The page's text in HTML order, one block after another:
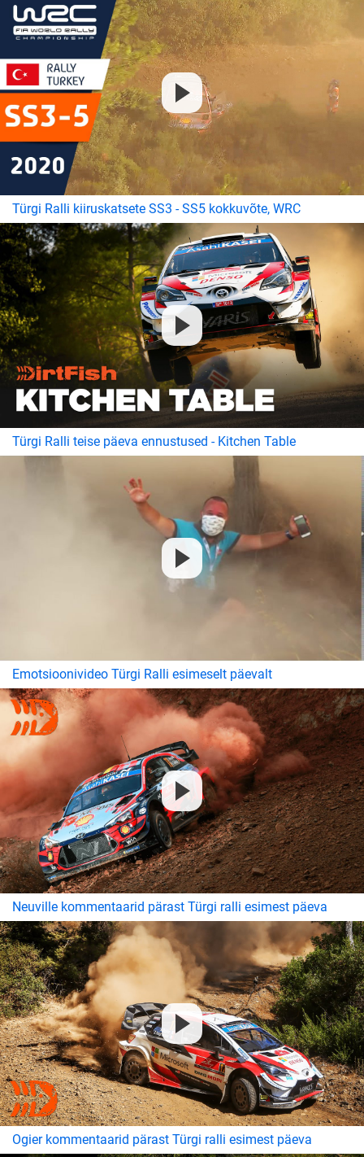
Türgi Ralli kiiruskatsete SS3 - SS5 kokkuvõte, WRC
Türgi Ralli teise päeva ennustused - Kitchen Table
Emotsioonivideo Türgi Ralli esimeselt päevalt
Neuville kommentaarid pärast Türgi ralli esimest päeva
Ogier kommentaarid pärast Türgi ralli esimest päeva